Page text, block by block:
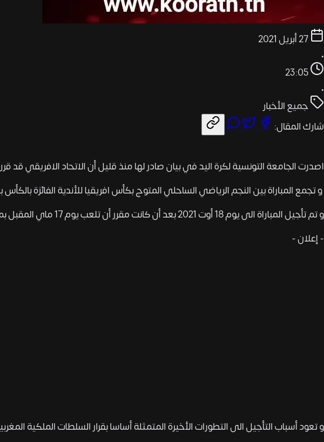
27 أبريل 2021
•
23:05
•
جميع الأخبار
شارك المقال:
اصدرت الجامعة التونسية لكرة اليد في بيان صادر لها منذ قليل أن الاتحاد الافريقي قد
و تجمع المباراة بين النجم الرياضي الساحلي المتوج بكأس افريقيا للأندية الفائزة بالكأس
و تم تأجيل المباراة الى يوم 18 أوت 2021 بعد أن كانت مقرر أن تلعب يوم 17 ماي المقبل بمدينة أغادير المغربية.
- إعلان -
و تعود أسباب التأجيل الى التطورات الأخيرة المتمثلة أساسا بقرار السلطات الملكية